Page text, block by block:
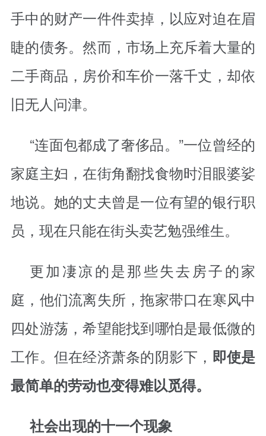
手中的财产一件件卖掉，以应对迫在眉
睫的债务。然而，市场上充斥着大量的
二手商品，房价和车价一落千丈，却依
旧无人问津。
“连面包都成了奢侈品。”一位曾经的
家庭主妇，在街角翻找食物时泪眼婆娑
地说。她的丈夫曾是一位有望的银行职
员，现在只能在街头卖艺勉强维生。
更加凄凉的是那些失去房子的家
庭，他们流离失所，拖家带口在寒风中
四处游荡，希望能找到哪怕是最低微的
工作。但在经济萧条的阴影下， 即使是
最简单的劳动也变得难以觅得。
社会出现的十一个现象